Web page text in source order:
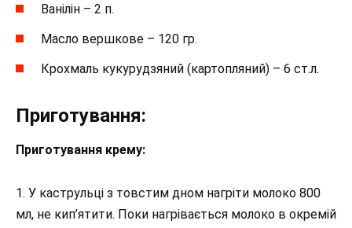
Ванілін – 2 п.
Масло вершкове – 120 гр.
Крохмаль кукурудзяний (картопляний) – 6 ст.л.
Приготування:
Приготування крему:
1. У каструльці з товстим дном нагріти молоко 800
мл, не кип’ятити. Поки нагрівається молоко в окремій